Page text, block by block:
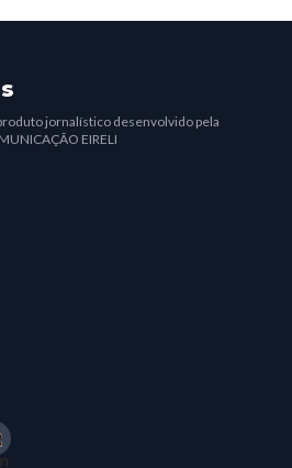
jornalístico desenvolvido pela
EIRELI